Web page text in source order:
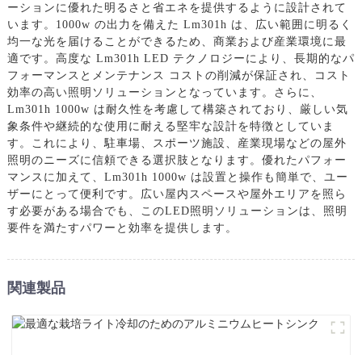
ーションに優れた明るさと省エネを提供するように設計されて
います。1000w の出力を備えた Lm301h は、広い範囲に明るく
均一な光を届けることができるため、商業および産業環境に最
適です。高度な Lm301h LED テクノロジーにより、長期的なパ
フォーマンスとメンテナンス コストの削減が保証され、コスト
効率の高い照明ソリューションとなっています。さらに、
Lm301h 1000w は耐久性を考慮して構築されており、厳しい気
象条件や継続的な使用に耐える堅牢な設計を特徴としていま
す。これにより、駐車場、スポーツ施設、産業現場などの屋外
照明のニーズに信頼できる選択肢となります。優れたパフォー
マンスに加えて、Lm301h 1000w は設置と操作も簡単で、ユー
ザーにとって便利です。広い屋内スペースや屋外エリアを照ら
す必要がある場合でも、このLED照明ソリューションは、照明
要件を満たすパワーと効率を提供します。
関連製品